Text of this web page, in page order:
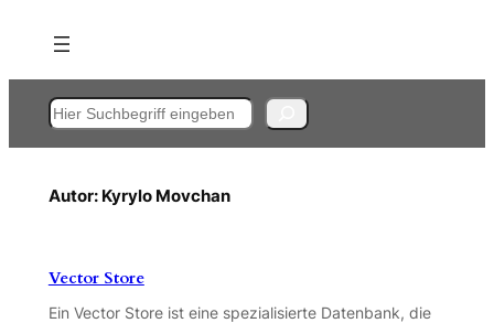
Inhalt
springen
Suchen
Autor: Kyrylo Movchan
Vector Store
Ein Vector Store ist eine spezialisierte Datenbank, die